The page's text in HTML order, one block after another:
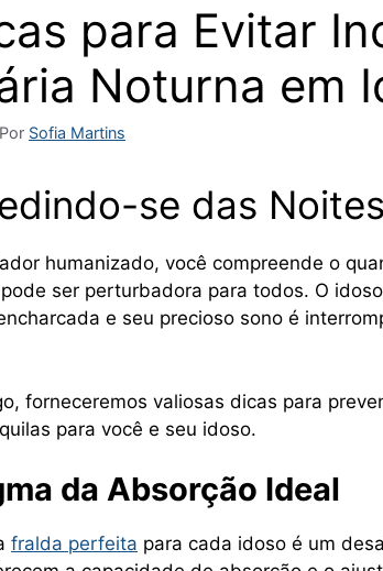
para Evitar
Noturna em
Por Sofia Martins
se das
humanizado, você compreende o
ser perturbadora para todos. O
e seu precioso sono é
forneceremos valiosas dicas para
para você e seu idoso.
da Absorção Ideal
fralda perfeita para cada idoso é um